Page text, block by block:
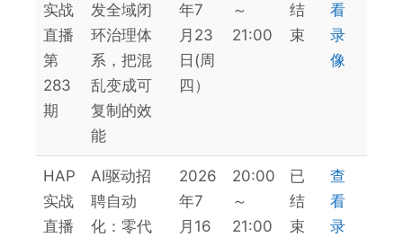
实战
直播
第
283
期
发全域闭
环治理体
系，把混
乱变成可
复制的效
能
年7
月23
日(周
四）
～
21:00
结
束
看
录
像
HAP
实战
直播
AI驱动招
聘自动
化：零代
2026
年7
月16
20:00
～
21:00
已
结
束
查
看
录